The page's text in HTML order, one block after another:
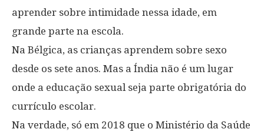
aprender sobre intimidade nessa idade, em
grande parte na escola.
Na Bélgica, as crianças aprendem sobre sexo
desde os sete anos. Mas a Índia não é um lugar
onde a educação sexual seja parte obrigatória do
currículo escolar.
Na verdade, só em 2018 que o Ministério da Saúde